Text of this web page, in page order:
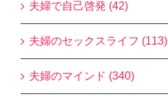
夫婦で自己啓発 (42)
夫婦のセックスライフ (113)
夫婦のマインド (340)